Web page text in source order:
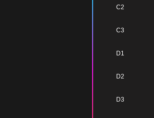
C2
C3
D1
D2
D3